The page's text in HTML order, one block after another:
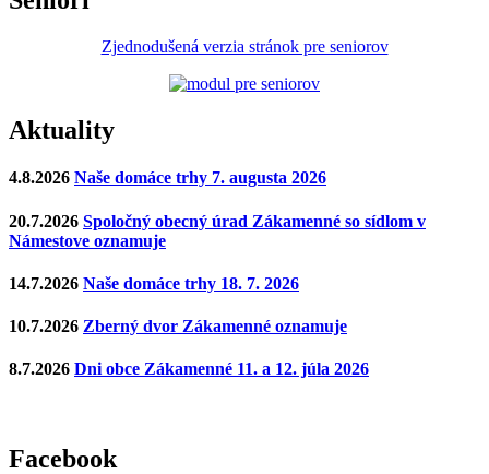
Zjednodušená verzia stránok pre seniorov
Aktuality
4.8.2026 Naše domáce trhy 7. augusta 2026
20.7.2026 Spoločný obecný úrad Zákamenné so sídlom v
Námestove oznamuje
14.7.2026 Naše domáce trhy 18. 7. 2026
10.7.2026 Zberný dvor Zákamenné oznamuje
8.7.2026 Dni obce Zákamenné 11. a 12. júla 2026
Facebook